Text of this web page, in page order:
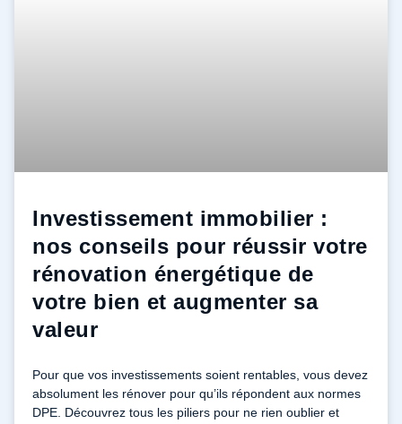
Investissement immobilier :
nos conseils pour réussir votre
rénovation énergétique de
votre bien et augmenter sa
valeur
Pour que vos investissements soient rentables, vous devez
absolument les rénover pour qu’ils répondent aux normes
DPE. Découvrez tous les piliers pour ne rien oublier et